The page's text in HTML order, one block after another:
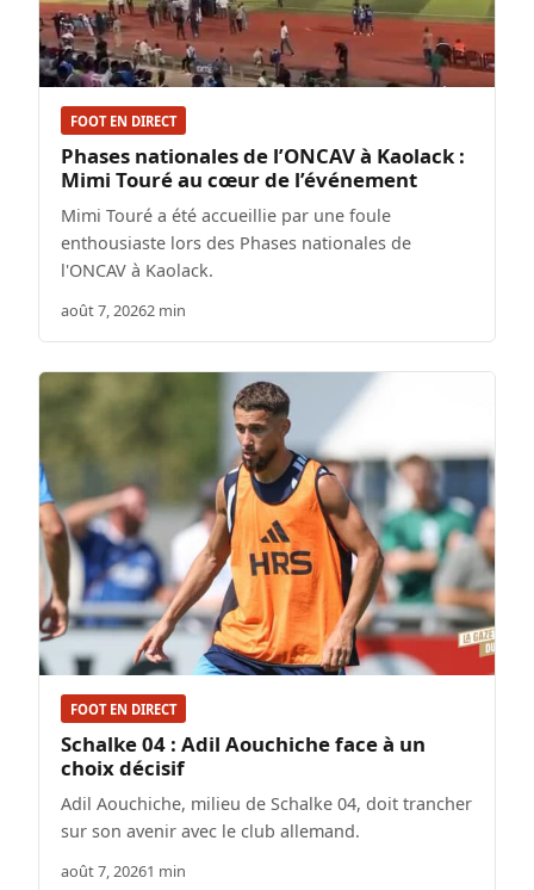
FOOT EN DIRECT
Phases nationales de l’ONCAV à Kaolack :
Mimi Touré au cœur de l’événement
Mimi Touré a été accueillie par une foule
enthousiaste lors des Phases nationales de
l'ONCAV à Kaolack.
août 7, 20262 min
FOOT EN DIRECT
Schalke 04 : Adil Aouchiche face à un
choix décisif
Adil Aouchiche, milieu de Schalke 04, doit trancher
sur son avenir avec le club allemand.
août 7, 20261 min